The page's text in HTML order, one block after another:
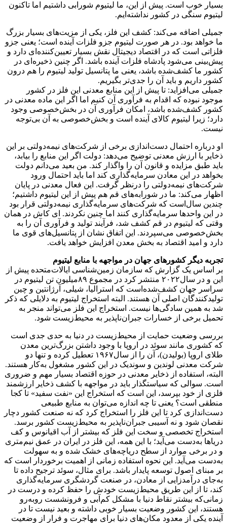
بسیار خوب است. پیش از این، ما لیتیوم شورابی داشتیم اما تاکنون
لیتیوم سنگی در کشور نداشته‌ایم.
جمیلی اضافه می‌کند: کشف این فلز، یکی از مزیت‌های بسیار بزرگ
ما خواهد بود. در هر صورت لیتیوم جزو فلزات آینده است؛ یعنی جزو
فلزاتی است که در اقتصاد دیجیتال نقش بسیار تعیین‌کننده‌ای دارد و
پیش‌بینی می‌شود پادشاه فلزات آینده باشد. اگر چنین ذخیره‌ای در
کشور ما کشف‌شده باشد، یعنی ما پتانسیل تولید لیتیوم را هم درون
کشور داریم و باید آن را جدی‌تر بگیریم.
جمیلی می‌افزاید: تا پیش از این منابع معدنی این فلز در کشور
موجود نبوده که اقدام به فرآوری آن کنیم اما اگر این ماده معدنی در
کشور کشف‌شده باشد، امکان فرآوری آن در بخش‌خصوصی وجود
دارد؛ زیرا لیتیوم کالای آینده است و بخش‌خصوصی به آن بی‌توجه
نیست.
او درباره احتمال دست‌اندازی برخی از شرکت‌های نیمه‌دولتی بر این
ذخایر با ارزش معدنی توضیح می‌دهد: دولت اگر این منابع را بیابد،
باید طبق مزایده و قانون آن را واگذار کند. من بعید می‌دانم دولت
بخواهد در این معادن سرمایه‌گذاری کند اما باید احتمال ورود
شرکت‌های نیمه‌دولتی را درنظر گرفت. این فعال معدنی در پایان
اظهار می‌کند: ما در شورابه‌های قم هم پیش از این لیتیوم داشتیم؛
چندین سال‌است که شرکت‌های سرمایه‌گذاری نیمه‌دولتی قرار بود
در این واحدها سرمایه‌گذاری کنند اما چنین نکردند. ‌ای کاش در همان
وقتی که لیتیوم در قم کشف شد، فرآیند تولید و فرآوری آن را به
بخش‌خصوصی می‌سپردند. این اتفاق نشان از پتانسیل‌های قوی ما
دارد و امید اقتصاد به بخش معدن افزایش خواهد یافت.
تجربه دیگر کشورهای جهان در مواجهه با منابع لیتیوم
بر اساس یک گزارش که سازمان زمین‌شناسی ایالات‌متحده پیش از
این و در سال‌۲۰۲۲ منتشر کرد در مجموع ۸۹‌میلیون ‌تن لیتیوم در
سراسر جهان کشف‌شده‌است که استرالیا، شیلی، آرژانتین و چین
تولیدکنندگان اصلی آن هستند. البته استخراج لیتیوم به دلایلی که ذکر
شد به همین سادگی‌ها نیست. استخراج این فلز می‌تواند منجر به
تحمیل برخی از خسارات جبران‌ناپذیر به محیط‌زیست شود.
بررسی وضعیت حمایت از محیط‌‌‌‌‌‌زیست در دنیا به حدی جدی است
که کشوری مانند سوئد در اروپا با وجود داشتن بزرگ‌ترین معدن
طلای اروپا (بولیدن)، آن را از سال‌۱۹۶۷ تعطیل کرده و تنها دو
شرکت معدنی لوندین و سوندیک در این کشور مشغول به‌کار هستند.
البته، استفاده از ذخایر معدنی در حوزه اقتصاد بسیار مهم و ضروری
است. سوالی که سیاستگذار باید در مواجهه با کشف ذخایر ارزشمند
فلزی از خود بپرسد، این است که استخراج این «نفت سفید» تا کجا
منطقی است؟ یعنی تا چه اندازه می‌توان به منابع طبیعی
دست‌اندازی کرد تا این فلز را استخراج کرد که نه صنعت کشور دچار
نقصان شود و نه آسیبی جبران‌ناپذیر به محیط‌زیست کشور برسد.
استخراج تخصصی و سخت این فلز که بیشتر از آب اقیانوس و کف
دریاها به‌دست می‌آید؛ با این همه، این فلز در ایران در عمق نیم‌‌‌‌‌‌متری
و در برخی موارد از سطح دریاچه‌‌‌‌‌‌های خشک شده و به سهولت
به‌دست می‌آید. این نحوه استفاده زمانی از اهمیت برخوردار است که
بر مبنای اصول توسعه پایدار باشد. برای مثال، سوئد ترجیح داده تا
به‌جای درآمدزایی از معادن، در صنعت گردشگری سرمایه‌گذاری
کند، تا از این طریق محیط‌‌‌‌‌‌زیست خودش را حفظ کرده و درست در
زمانی‌که بیشتر نقاط دنیا با مشکل کم‌‌‌‌‌‌آبی و فرونشست روبه‌رو
هستند، این کشور وضعیت بسیار خوبی داشته و بعید نیست تا در
آینده یکی از معدود مکان‌های دنیا برای مهاجرت و فرار از وضعیت